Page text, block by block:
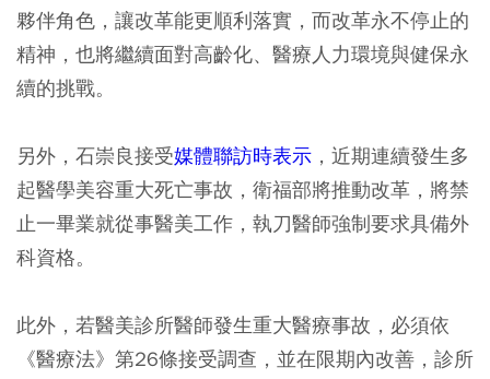
夥伴角色，讓改革能更順利落實，而改革永不停止的
精神，也將繼續面對高齡化、醫療人力環境與健保永
續的挑戰。
另外，石崇良接受媒體聯訪時表示 ，近期連續發生多
起醫學美容重大死亡事故，衛福部將推動改革，將禁
止一畢業就從事醫美工作，執刀醫師強制要求具備外
科資格。
此外，若醫美診所醫師發生重大醫療事故，必須依
《醫療法》第26條接受調查，並在限期內改善，診所